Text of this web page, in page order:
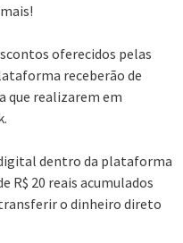
oferecidos pelas
receberão de
que realizarem em
dentro da plataforma
R$ 20 reais acumulados
o dinheiro direto